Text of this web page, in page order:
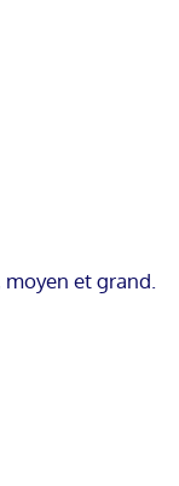
moyen et grand.